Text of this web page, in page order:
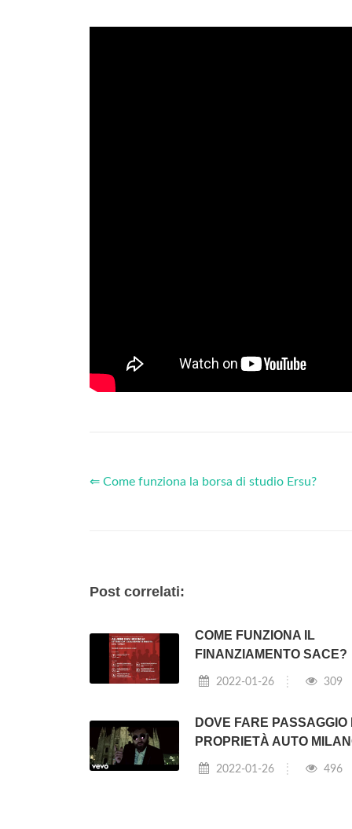
⇐ Come funziona la borsa di studio Ersu?
Post correlati:
COME FUNZIONA IL
FINANZIAMENTO SACE?
2022-01-26 309
DOVE FARE PASSAGGIO
PROPRIETÀ AUTO
2022-01-26 496